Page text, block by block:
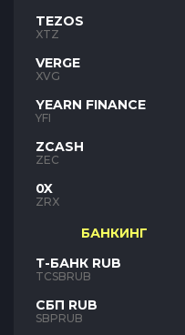
TEZOS
XTZ
VERGE
XVG
YEARN FINANCE
YFI
ZCASH
ZEC
0X
ZRX
БАНКИНГ
Т-БАНК RUB
TCSBRUB
СБП RUB
SBPRUB